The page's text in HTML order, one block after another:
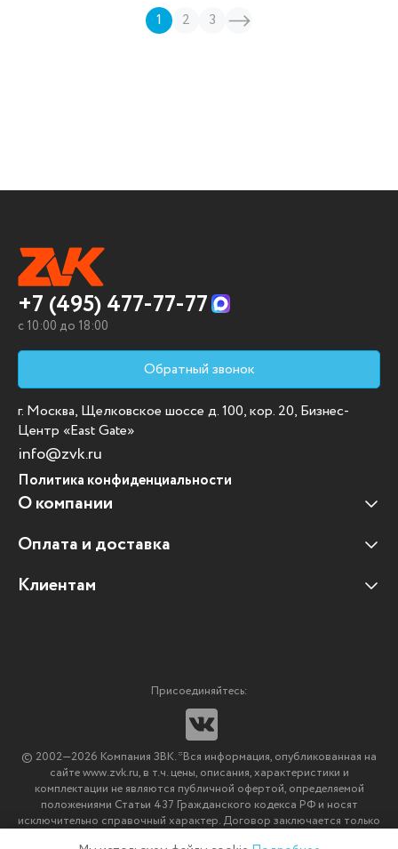
1 2 3
+7 (495) 477-77-77
c 10:00 до 18:00
Обратный звонок
г. Москва, Щелковское шоссе д. 100, кор. 20, Бизнес-
Центр «East Gate»
info@zvk.ru
Политика конфиденциальности
О компании
Наши клиенты
Отзывы клиентов
Оплата и доставка
Оплата и доставка
Клиентам
Мультимедийное оборудование
Импортозамещение ПО
© 2002—2026 Компания ЗВК. *Вся информация, опубликованная на
сайте www.zvk.ru, в т.ч. цены, описания, характеристики и
комплектации не являются публичной офертой, определяемой
положениями Статьи 437 Гражданского кодекса РФ и носят
исключительно справочный характер. Договор заключается только
Присоединяйтесь: